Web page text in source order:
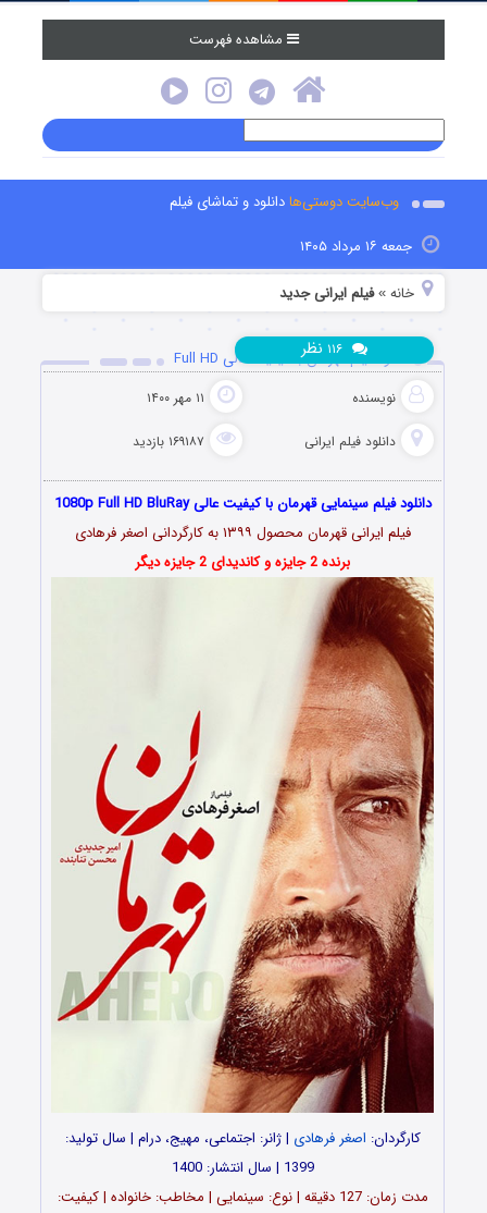
مشاهده فهرست
وب‌سایت دوستی‌هادانلود و تماشای فیلم
جمعه ۱۶ مرداد ۱۴۰۵
خانه »فیلم ایرانی جدید
دانلود فیلم قهرمان با کیفیت عالی Full HD
نویسنده ۱۱ مهر ۱۴۰۰
دانلود فیلم‌ ایرانی ۱۶۹۱۸۷ بازدید
۱۱۶ نظر
دانلود فیلم سینمایی قهرمان با کیفیت عالی 1080p Full HD BluRay
فیلم ایرانی قهرمان محصول ۱۳۹۹ به کارگردانی اصغر فرهادی
برنده 2 جایزه و کاندیدای 2 جایزه دیگر
کارگردان: اصغر فرهادی | ژانر: اجتماعی، مهیج، درام | سال تولید:
1399 | سال انتشار: 1400
مدت زمان: 127 دقیقه | نوع: سینمایی | مخاطب: خانواده | کیفیت: